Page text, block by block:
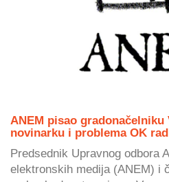
ANEM pisao gradonačelniku
novinarku i problema OK
Predsednik Upravnog odbora
elektronskih medija (ANEM) i